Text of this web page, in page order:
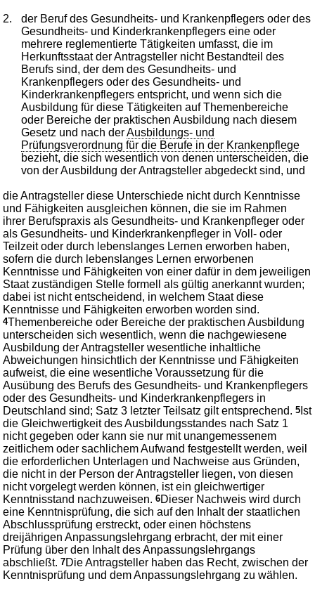
2.
der Beruf des Gesundheits- und Krankenpflegers oder des
Gesundheits- und Kinderkrankenpflegers eine oder
mehrere reglementierte Tätigkeiten umfasst, die im
Herkunftsstaat der Antragsteller nicht Bestandteil des
Berufs sind, der dem des Gesundheits- und
Krankenpflegers oder des Gesundheits- und
Kinderkrankenpflegers entspricht, und wenn sich die
Ausbildung für diese Tätigkeiten auf Themenbereiche
oder Bereiche der praktischen Ausbildung nach diesem
Gesetz und nach derAusbildungs- und
Prüfungsverordnung für die Berufe in der Krankenpflege
bezieht, die sich wesentlich von denen unterscheiden, die
von der Ausbildung der Antragsteller abgedeckt sind, und
die Antragsteller diese Unterschiede nicht durch Kenntnisse
und Fähigkeiten ausgleichen können, die sie im Rahmen
ihrer Berufspraxis als Gesundheits- und Krankenpfleger oder
als Gesundheits- und Kinderkrankenpfleger in Voll- oder
Teilzeit oder durch lebenslanges Lernen erworben haben,
sofern die durch lebenslanges Lernen erworbenen
Kenntnisse und Fähigkeiten von einer dafür in dem jeweiligen
Staat zuständigen Stelle formell als gültig anerkannt wurden;
dabei ist nicht entscheidend, in welchem Staat diese
Kenntnisse und Fähigkeiten erworben worden sind.
4Themenbereiche oder Bereiche der praktischen Ausbildung
unterscheiden sich wesentlich, wenn die nachgewiesene
Ausbildung der Antragsteller wesentliche inhaltliche
Abweichungen hinsichtlich der Kenntnisse und Fähigkeiten
aufweist, die eine wesentliche Voraussetzung für die
Ausübung des Berufs des Gesundheits- und Krankenpflegers
oder des Gesundheits- und Kinderkrankenpflegers in
Deutschland sind; Satz 3 letzter Teilsatz gilt entsprechend.5 Ist
die Gleichwertigkeit des Ausbildungsstandes nach Satz 1
nicht gegeben oder kann sie nur mit unangemessenem
zeitlichem oder sachlichem Aufwand festgestellt werden, weil
die erforderlichen Unterlagen und Nachweise aus Gründen,
die nicht in der Person der Antragsteller liegen, von diesen
nicht vorgelegt werden können, ist ein gleichwertiger
Kenntnisstand nachzuweisen.6Dieser Nachweis wird durch
eine Kenntnisprüfung, die sich auf den Inhalt der staatlichen
Abschlussprüfung erstreckt, oder einen höchstens
dreijährigen Anpassungslehrgang erbracht, der mit einer
Prüfung über den Inhalt des Anpassungslehrgangs
abschließt.7Die Antragsteller haben das Recht, zwischen der
Kenntnisprüfung und dem Anpassungslehrgang zu wählen.